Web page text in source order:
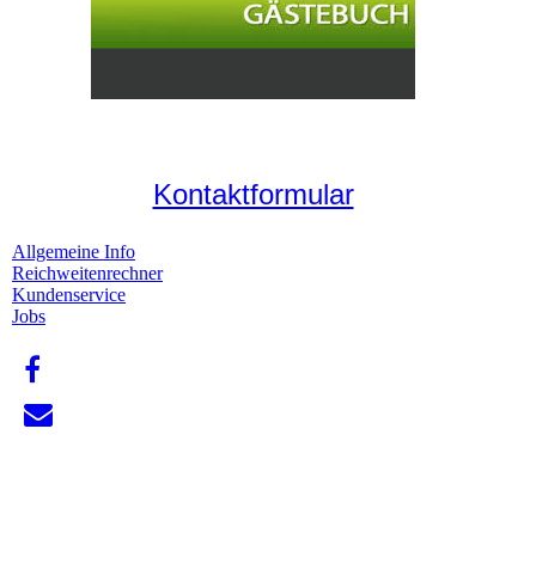
Kontaktformular
Allgemeine Info
Reichweitenrechner
Kundenservice
Jobs